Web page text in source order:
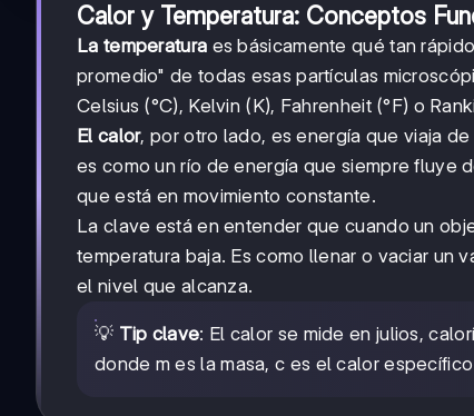
Calor y Temperatura: Conceptos
La temperatura es básicamente qué tan
promedio" de todas esas partículas
Celsius (°C), Kelvin (K), Fahrenheit (°F) o
El calor, por otro lado, es energía que viaja
es como un río de energía que siempre fluye
que está en movimiento constante.
La clave está en entender que cuando un
temperatura baja. Es como llenar o vaciar un
el nivel que alcanza.
💡 Tip clave: El calor se mide en julios,
donde m es la masa, c es el calor